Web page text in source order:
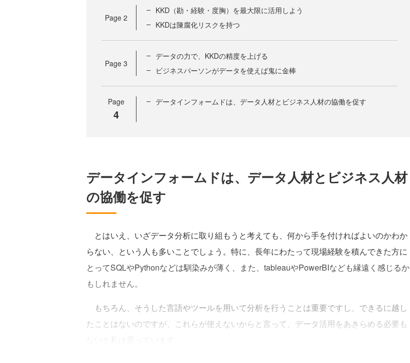
Page 2
KKD（勘・経験・度胸）を最大限に活用しよう
KKDは陳腐化リスクを持つ
Page 3
データの力で、KKDの精度を上げる
ビジネスパーソンがデータを使えば鬼に金棒
Page
4
データインフォームドは、データ人材とビジネス人材の協働を促す
データインフォームドは、データ人材とビジネス人材
の協働を促す
とはいえ、いざデータ分析に取り組もうと考えても、何から手を付ければよいのかわか
らない、という人も多いことでしょう。特に、長年にわたって現場経験を積んできた方に
とってSQLやPythonなどは馴染みが薄く、また、tableauやPowerBIなども縁遠く感じるか
もしれません。
もちろん、そうした言語やツールを用いて分析を行うことは重要ですし、できるに越し
たことはないのですが、これらが使えないからと言って、データ活用をあきらめる必要も